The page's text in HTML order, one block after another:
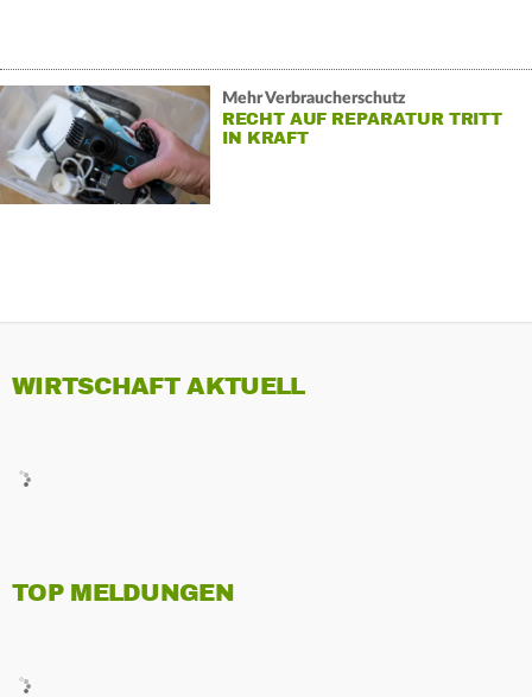
Mehr Verbraucherschutz
RECHT AUF REPARATUR TRITT
IN KRAFT
WIRTSCHAFT AKTUELL
TOP MELDUNGEN